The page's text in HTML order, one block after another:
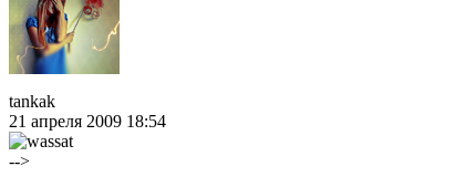
tankak
21 апреля 2009 18:54
-->